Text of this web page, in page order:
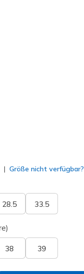
Größe nicht verfügbar?
28.5 33.5
38 39